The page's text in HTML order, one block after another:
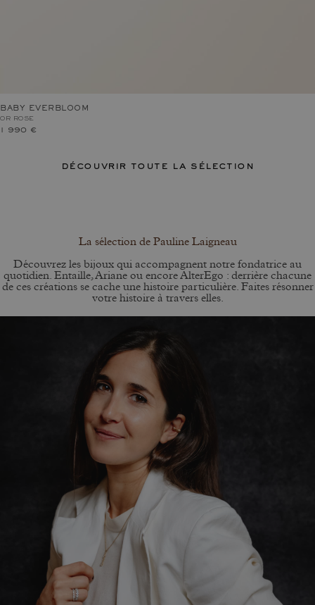
BABY EVERBLOOM
OR ROSE
1 990 €
découvrir toute la sélection
La sélection de Pauline Laigneau
Découvrez les bijoux qui accompagnent notre fondatrice au
quotidien. Entaille, Ariane ou encore AlterEgo : derrière chacune
de ces créations se cache une histoire particulière. Faites résonner
votre histoire à travers elles.